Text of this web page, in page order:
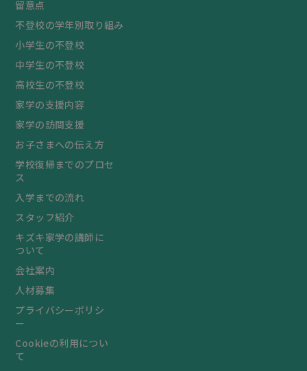
留意点
不登校の学年別取り組み
小学生の不登校
中学生の不登校
高校生の不登校
家学の支援内容
家学の訪問支援
お子さまへの伝え方
学校復帰までのプロセ
ス
入学までの流れ
スタッフ紹介
キズキ家学の講師に
ついて
会社案内
人材募集
プライバシーポリシ
ー
Cookieの利用につい
て